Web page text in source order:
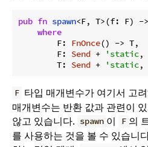
pub fn spawn<F, T>(f: F) ->
where
        F:
FnOnce() -> T,
        F:
Send + 'static,
        T:
Send + 'static,
F 타입 매개변수가 여기서 고
매개변수는 반환 값과 관련이
않고 있습니다. spawn 이 F 의
를 사용하는 것을 볼 수 있습니